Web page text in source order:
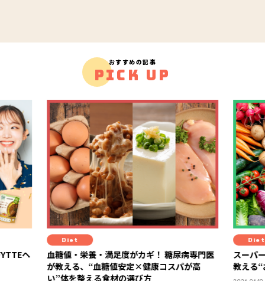
おすすめの記事
PICK UP
ギ！ 糖尿病専門医
健康コスパが高
スーパーの棚でもう迷わない！ 管理栄養士が
教える“おいしさ×健康コスパ”食材の選び方